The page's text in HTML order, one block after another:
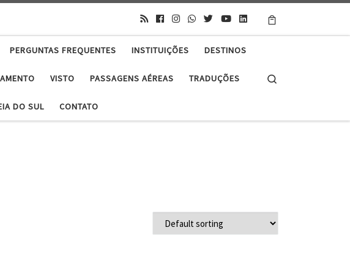
PERGUNTAS FREQUENTES INSTITUIÇÕES DESTINOS
VISTO PASSAGENS AÉREAS TRADUÇÕES
DO SUL CONTATO